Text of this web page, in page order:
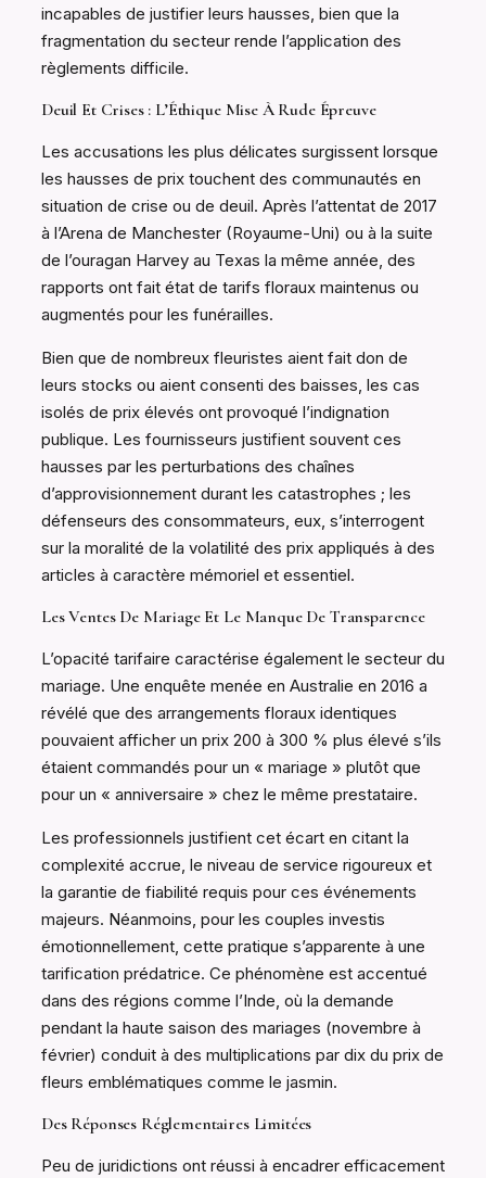
incapables de justifier leurs hausses, bien que la
fragmentation du secteur rende l’application des
règlements difficile.
Deuil Et Crises : L’Éthique Mise À Rude Épreuve
Les accusations les plus délicates surgissent lorsque
les hausses de prix touchent des communautés en
situation de crise ou de deuil. Après l’attentat de 2017
à l’Arena de Manchester (Royaume-Uni) ou à la suite
de l’ouragan Harvey au Texas la même année, des
rapports ont fait état de tarifs floraux maintenus ou
augmentés pour les funérailles.
Bien que de nombreux fleuristes aient fait don de
leurs stocks ou aient consenti des baisses, les cas
isolés de prix élevés ont provoqué l’indignation
publique. Les fournisseurs justifient souvent ces
hausses par les perturbations des chaînes
d’approvisionnement durant les catastrophes ; les
défenseurs des consommateurs, eux, s’interrogent
sur la moralité de la volatilité des prix appliqués à des
articles à caractère mémoriel et essentiel.
Les Ventes De Mariage Et Le Manque De Transparence
L’opacité tarifaire caractérise également le secteur du
mariage. Une enquête menée en Australie en 2016 a
révélé que des arrangements floraux identiques
pouvaient afficher un prix 200 à 300 % plus élevé s’ils
étaient commandés pour un « mariage » plutôt que
pour un « anniversaire » chez le même prestataire.
Les professionnels justifient cet écart en citant la
complexité accrue, le niveau de service rigoureux et
la garantie de fiabilité requis pour ces événements
majeurs. Néanmoins, pour les couples investis
émotionnellement, cette pratique s’apparente à une
tarification prédatrice. Ce phénomène est accentué
dans des régions comme l’Inde, où la demande
pendant la haute saison des mariages (novembre à
février) conduit à des multiplications par dix du prix de
fleurs emblématiques comme le jasmin.
Des Réponses Réglementaires Limitées
Peu de juridictions ont réussi à encadrer efficacement